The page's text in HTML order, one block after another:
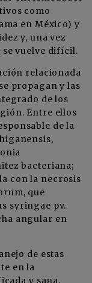
como
en México) y
y, una vez
se vuelve difícil.
relacionada
propagan y las
de los
Entre ellos
de la
bacteriana;
con la necrosis
que
syringae pv.
angular en
de estas
en la
y sana,